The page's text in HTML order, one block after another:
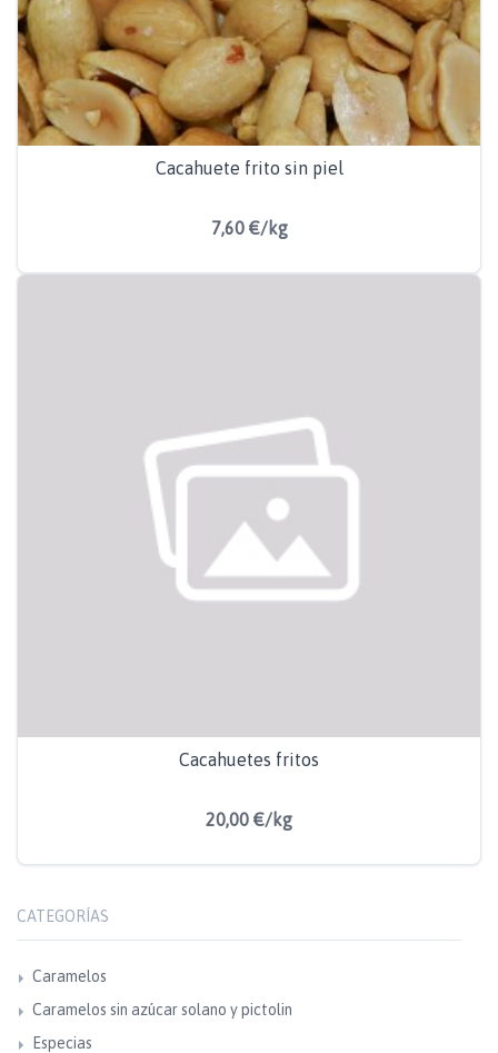
Cacahuete frito sin piel
7,60 €/kg
Cacahuetes fritos
20,00 €/kg
CATEGORÍAS
Caramelos
Caramelos sin azúcar solano y pictolin
Especias